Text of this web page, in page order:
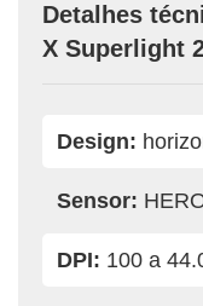
Detalhes
X Superlight
Design:
Sensor:
DPI: 100 a